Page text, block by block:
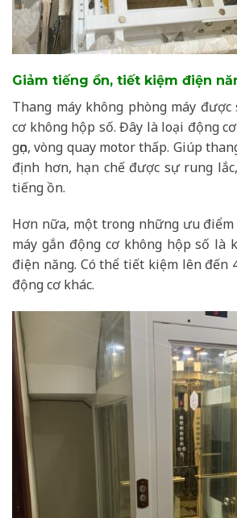
Giảm tiếng ồn, tiết kiệm điện
Thang máy không phòng máy
cơ không hộp số. Đây là loại động
gọn, vòng quay motor thấp. Giúp
định hơn, hạn chế được sự rung
tiếng ồn.
Hơn nữa, một trong những ưu
máy gắn động cơ không hộp số là
điện năng. Có thể tiết kiệm lên đến
động cơ khác.